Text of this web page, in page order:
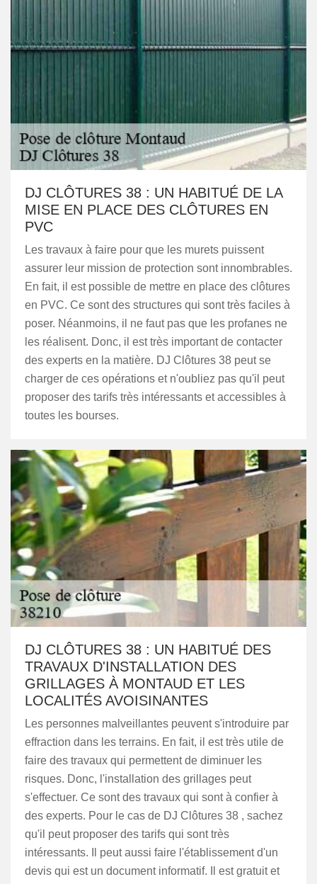
DJ CLÔTURES 38 : UN HABITUÉ DE LA
MISE EN PLACE DES CLÔTURES EN
PVC
Les travaux à faire pour que les murets puissent
assurer leur mission de protection sont innombrables.
En fait, il est possible de mettre en place des clôtures
en PVC. Ce sont des structures qui sont très faciles à
poser. Néanmoins, il ne faut pas que les profanes ne
les réalisent. Donc, il est très important de contacter
des experts en la matière. DJ Clôtures 38 peut se
charger de ces opérations et n'oubliez pas qu'il peut
proposer des tarifs très intéressants et accessibles à
toutes les bourses.
DJ CLÔTURES 38 : UN HABITUÉ DES
TRAVAUX D'INSTALLATION DES
GRILLAGES À MONTAUD ET LES
LOCALITÉS AVOISINANTES
Les personnes malveillantes peuvent s'introduire par
effraction dans les terrains. En fait, il est très utile de
faire des travaux qui permettent de diminuer les
risques. Donc, l'installation des grillages peut
s'effectuer. Ce sont des travaux qui sont à confier à
des experts. Pour le cas de DJ Clôtures 38 , sachez
qu'il peut proposer des tarifs qui sont très
intéressants. Il peut aussi faire l'établissement d'un
devis qui est un document informatif. Il est gratuit et